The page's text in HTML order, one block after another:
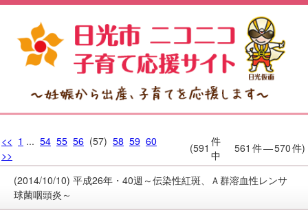
<< 1 ... 54 55 56 (57) 58 59 60
>>
(591 件
中
561 件—570件)
(2014/10/10) 平成26年・40週～伝染性紅斑、Ａ群溶血性レンサ
球菌咽頭炎～